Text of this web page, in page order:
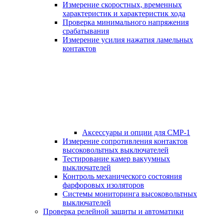
Измерение скоростных, временных
характеристик и характеристик хода
Проверка минимального напряжения
срабатывания
Измерение усилия нажатия ламельных
контактов
Аксессуары и опции для СМР-1
Измерение сопротивления контактов
высоковольтных выключателей
Тестирование камер вакуумных
выключателей
Контроль механического состояния
фарфоровых изоляторов
Системы мониторинга высоковольтных
выключателей
Проверка релейной защиты и автоматики